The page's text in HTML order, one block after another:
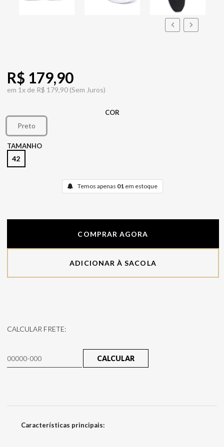
R$ 179,90
em 1x de R$ 179,90 (Sem Juros)
COR
Preto
TAMANHO
42
Temos apenas 01em estoque
COMPRAR AGORA
ADICIONAR À SACOLA
CALCULAR FRETE:
CALCULAR
Características principais: